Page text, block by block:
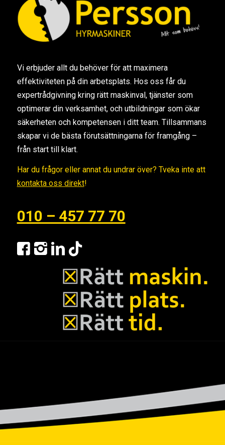
Vi erbjuder allt du behöver för att maximera
effektiviteten på din arbetsplats. Hos oss får du
expertrådgivning kring rätt maskinval, tjänster som
optimerar din verksamhet, och utbildningar som ökar
säkerheten och kompetensen i ditt team. Tillsammans
skapar vi de bästa förutsättningarna för framgång –
från start till klart.
Har du frågor eller annat du undrar över? Tveka inte att
kontakta oss direkt!
010 – 457 77 70